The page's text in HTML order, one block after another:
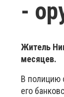
-
Житель
месяцев.
В полицию
его